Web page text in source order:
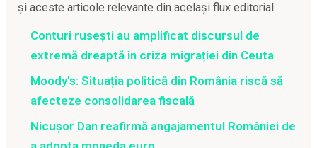
și aceste articole relevante din același flux editorial.
Conturi rusești au amplificat discursul de
extremă dreaptă în criza migrației din Ceuta
Moody’s: Situația politică din România riscă să
afecteze consolidarea fiscală
Nicușor Dan reafirmă angajamentul României de